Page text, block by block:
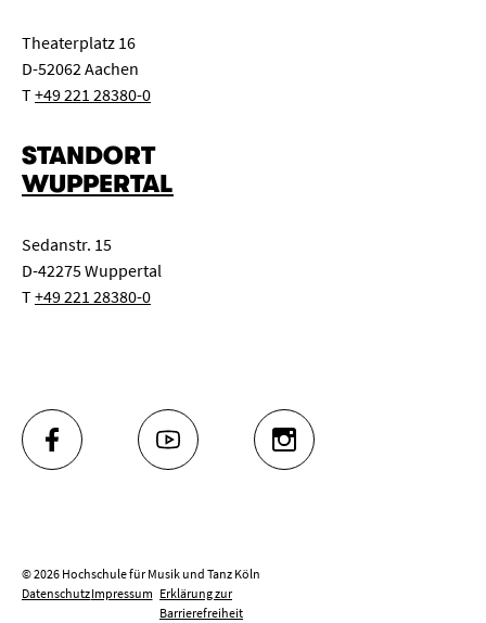
Theaterplatz 16
D-52062 Aachen
T+49 221 28380-0
STANDORT
WUPPERTAL
Sedanstr. 15
D-42275 Wuppertal
T+49 221 28380-0
FACEBOOK YOUTUBE INSTAGRAM
© 2026 Hochschule für Musik und Tanz Köln
DatenschutzImpressum Erklärung zur
Barrierefreiheit